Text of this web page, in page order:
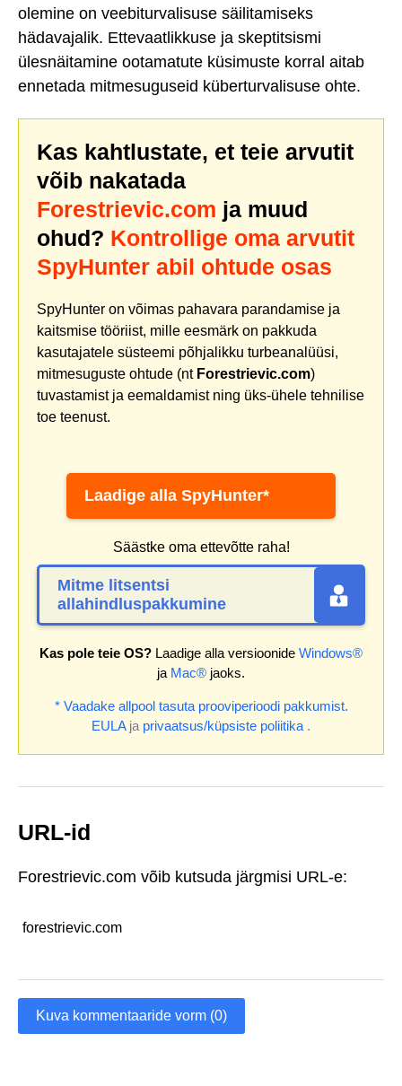
olemine on veebiturvalisuse säilitamiseks
hädavajalik. Ettevaatlikkuse ja skeptitsismi
ülesnäitamine ootamatute küsimuste korral aitab
ennetada mitmesuguseid küberturvalisuse ohte.
Kas kahtlustate, et teie arvutit
võib nakatada
Forestrievic.com ja muud
ohud? Kontrollige oma arvutit
SpyHunter abil ohtude osas
SpyHunter on võimas pahavara parandamise ja
kaitsmise tööriist, mille eesmärk on pakkuda
kasutajatele süsteemi põhjalikku turbeanalüüsi,
mitmesuguste ohtude (nt Forestrievic.com)
tuvastamist ja eemaldamist ning üks-ühele tehnilise
toe teenust.
Laadige alla SpyHunter*
Säästke oma ettevõtte raha!
Mitme litsentsi
allahindluspakkumine
Kas pole teie OS? Laadige alla versioonide Windows®
ja Mac® jaoks.
* Vaadake allpool tasuta prooviperioodi pakkumist.
EULAja privaatsus/küpsiste poliitika .
URL-id
Forestrievic.com võib kutsuda järgmisi URL-e:
forestrievic.com
Kuva kommentaaride vorm (0)